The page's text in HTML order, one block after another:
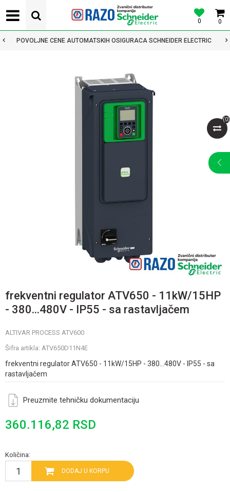
0
0
POVOLJNE CENE AUTOMATSKIH OSIGURACA SCHNEIDER ELECTRIC
(0)
frekventni regulator ATV650 - 11kW/15HP
- 380...480V - IP55 - sa rastavljačem
ALTIVAR PROCESS ATV600
Šifra artikla: ATV650D11N4E
frekventni regulator ATV650 - 11kW/15HP - 380...480V - IP55 - sa
rastavljačem
Preuzmite tehničku dokumentaciju
360.116,82 RSD
Količina:
DODAJ U KORPU